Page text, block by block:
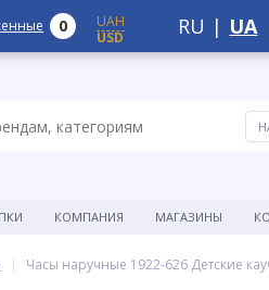
КОМПАНИЯ МАГАЗИНЫ
Часы наручные 1922-626 Детские
0
UAH
USD
RU | UA